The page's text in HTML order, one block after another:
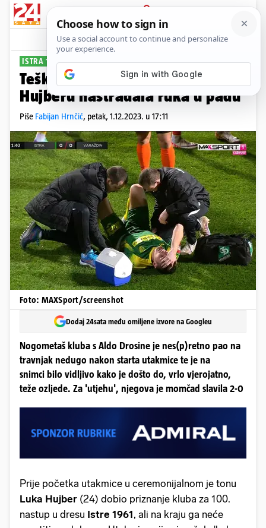
PRIJAVA
Sport Komentari
ISTRA 1961 - VARAŽDIN 2-0
Teška ozljeda nogometaša Istre!
Hujberu nastradala ruka u padu
Piše Fabijan Hrnčić, petak, 1.12.2023. u 17:11
Foto: MAXSport/screenshot
Dodaj 24sata među omiljene izvore na Googleu
Nogometaš kluba s Aldo Drosine je nes(p)retno pao na
travnjak nedugo nakon starta utakmice te je na
snimci bilo vidljivo kako je došto do, vrlo vjerojatno,
teže ozljede. Za 'utjehu', njegova je momčad slavila 2-0
Prije početka utakmice u ceremonijalnom je tonu
Luka Hujber (24) dobio priznanje kluba za 100.
nastup u dresu Istre 1961, ali na kraju ga neće